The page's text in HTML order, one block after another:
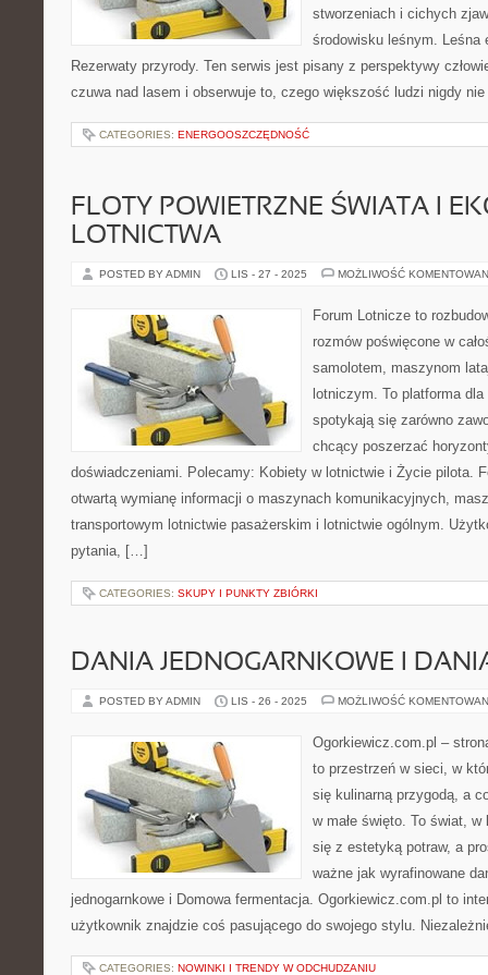
stworzeniach i cichych
środowisku leśnym. Leśna
Rezerwaty przyrody. Ten serwis jest pisany z perspektywy
czuwa nad lasem i obserwuje to, czego większość ludzi nigdy
CATEGORIES: ENERGOOSZCZĘDNOŚĆ
FLOTY POWIETRZNE ŚWIATA I
LOTNICTWA
POSTED BY ADMIN LIS - 27 - 2025 MOŻLIWOŚĆ
Forum Lotnicze to
rozmów poświęcone w
samolotem, maszynom
lotniczym. To platforma
spotykają się zarówno
chcący poszerzać
doświadczeniami. Polecamy: Kobiety w lotnictwie i Życie pilota.
otwartą wymianę informacji o maszynach komunikacyjnych,
transportowym lotnictwie pasażerskim i lotnictwie ogólnym.
pytania, […]
CATEGORIES: SKUPY I PUNKTY ZBIÓRKI
DANIA JEDNOGARNKOWE I
POSTED BY ADMIN LIS - 26 - 2025 MOŻLIWOŚĆ
Ogorkiewicz.com.pl –
to przestrzeń w sieci, w
się kulinarną przygodą, a
w małe święto. To świat,
się z estetyką potraw, a
ważne jak wyrafinowane
jednogarnkowe i Domowa fermentacja. Ogorkiewicz.com.pl to
użytkownik znajdzie coś pasującego do swojego stylu.
CATEGORIES: NOWINKI I TRENDY W ODCHUDZANIU